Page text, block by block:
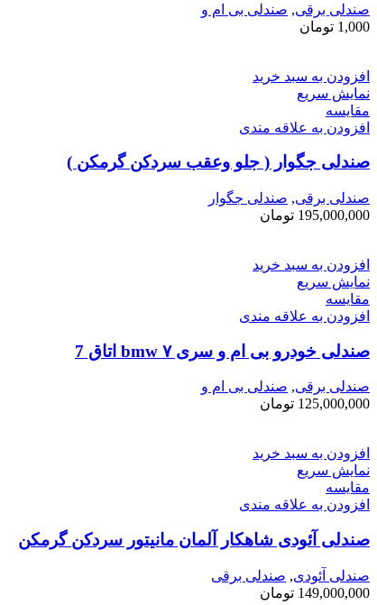
صندلی برقی, صندلی بی ام و
1,000 تومان
افزودن به سبد خرید
نمایش سریع
مقايسه
افزودن به علاقه مندی
صندلی جگوار ( جلو وعقب سردکن گرمکن )
صندلی برقی, صندلی جگوار
195,000,000 تومان
افزودن به سبد خرید
نمایش سریع
مقايسه
افزودن به علاقه مندی
صندلی خودرو بی ام و سری ۷ bmw اتاق ‌7
صندلی برقی, صندلی بی ام و
125,000,000 تومان
افزودن به سبد خرید
نمایش سریع
مقايسه
افزودن به علاقه مندی
صندلی آئودی شاهکار آلمان مانیتور سردکن گرمکن
صندلی آئودی, صندلی برقی
149,000,000 تومان